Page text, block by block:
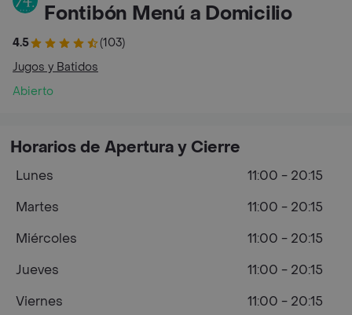
Fontibón Menú a Domicilio
4.5
(103)
Jugos y Batidos
Abierto
Horarios de Apertura y Cierre
Lunes
11:00 - 20:15
Martes
11:00 - 20:15
Miércoles
11:00 - 20:15
Jueves
11:00 - 20:15
Viernes
11:00 - 20:15